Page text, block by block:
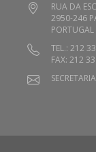
RUA DA
2950-246
PORTUGAL
TEL.: 212
FAX: 212